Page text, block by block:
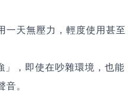
一天無壓力，輕度使用甚至
」，即使在吵雜環境，也能
。